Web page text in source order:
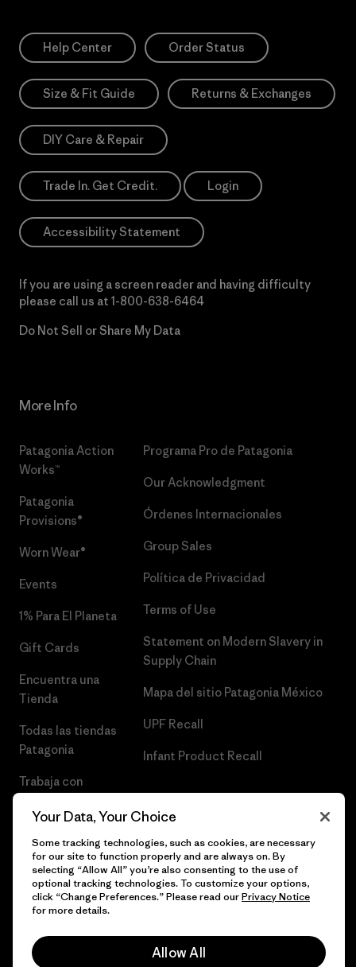
Help Center Order Status
Size & Fit Guide Returns & Exchanges
DIY Care & Repair
Trade In. Get Credit. Login
Accessibility Statement
If you are using a screen reader and having difficulty
please call us at 1-800-638-6464
Do Not Sell or Share My Data
More Info
Patagonia Action
Works™
Patagonia
Provisions®
Worn Wear®
Events
1% Para El Planeta
Gift Cards
Encuentra una
Tienda
Todas las tiendas
Patagonia
Trabaja con
Programa Pro de Patagonia
Our Acknowledgment
Órdenes Internacionales
Group Sales
Política de Privacidad
Terms of Use
Statement on Modern Slavery in
Supply Chain
Mapa del sitio Patagonia México
UPF Recall
Infant Product Recall
© 2026 Patagonia, Inc. Todos los derechos reservados.
Your Data, Your Choice
Some tracking technologies, such as cookies, are necessary
for our site to function properly and are always on. By
selecting “Allow All” you’re also consenting to the use of
optional tracking technologies. To customize your options,
click “Change Preferences.” Please read ourPrivacy Notice
for more details.
Allow All